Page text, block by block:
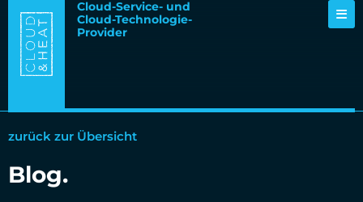
Cloud-Service- und
Cloud-Technologie-
Provider
zurück zur Übersicht
Blog.